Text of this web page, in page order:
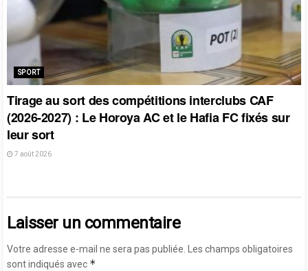
SPORT
Tirage au sort des compétitions interclubs CAF
(2026-2027) : Le Horoya AC et le Hafia FC fixés sur
leur sort
7 août 2026
Laisser un commentaire
Votre adresse e-mail ne sera pas publiée.
Les champs obligatoires
sont indiqués avec *